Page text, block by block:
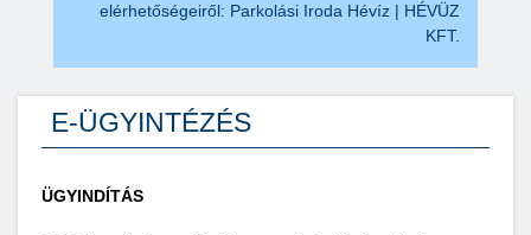
elérhetőségeiről: Parkolási Iroda Hévíz | HÉVÜZ
KFT.
E-ÜGYINTÉZÉS
ÜGYINDÍTÁS